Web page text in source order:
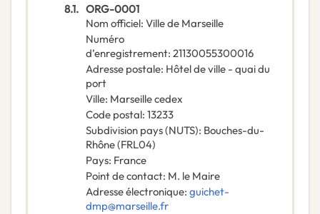
8.1. ORG-0001
Nom officiel: Ville de Marseille
Numéro
d’enregistrement: 21130055300016
Adresse postale: Hôtel de ville - quai du
port
Ville: Marseille cedex
Code postal: 13233
Subdivision pays (NUTS): Bouches-du-
Rhône(FRL04)
Pays: France
Point de contact: M. le Maire
Adresse électronique: guichet-
dmp@marseille.fr